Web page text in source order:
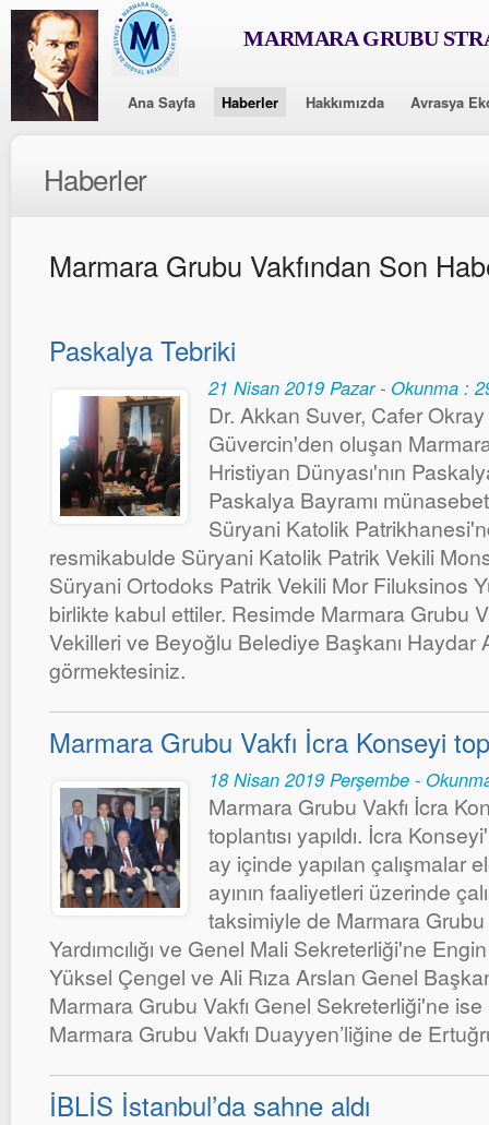
MARMARA GRUBU
Ana Sayfa Haberler Hakkımızda Avrasya
Haberler
Marmara Grubu Vakfından Son
Paskalya Tebriki
21 Nisan 2019 Pazar - Okunma :
Dr. Akkan Suver, Cafer
Güvercin'den oluşan
Hristiyan Dünyası'nın
Paskalya Bayramı
Süryani Katolik
resmikabulde Süryani Katolik Patrik Vekili
Süryani Ortodoks Patrik Vekili Mor Filuksinos
birlikte kabul ettiler. Resimde Marmara Grubu
Vekilleri ve Beyoğlu Belediye Başkanı Haydar
görmektesiniz.
Marmara Grubu Vakfı İcra Konseyi
18 Nisan 2019 Perşembe -
Marmara Grubu Vakfı İcra
toplantısı yapıldı. İcra
ay içinde yapılan çalışmalar
ayının faaliyetleri üzerinde
taksimiyle de Marmara
Yardımcılığı ve Genel Mali Sekreterliği'ne
Yüksel Çengel ve Ali Rıza Arslan Genel
Marmara Grubu Vakfı Genel Sekreterliği'ne
Marmara Grubu Vakfı Duayyen’liğine de
İBLİS İstanbul’da sahne aldı